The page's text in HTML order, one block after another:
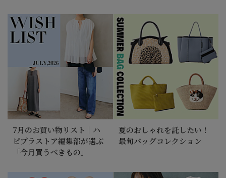
7月のお買い物リスト｜ハ
ピプラストア編集部が選ぶ
「今月買うべきもの」
夏のおしゃれを託したい！
最旬バッグコレクション